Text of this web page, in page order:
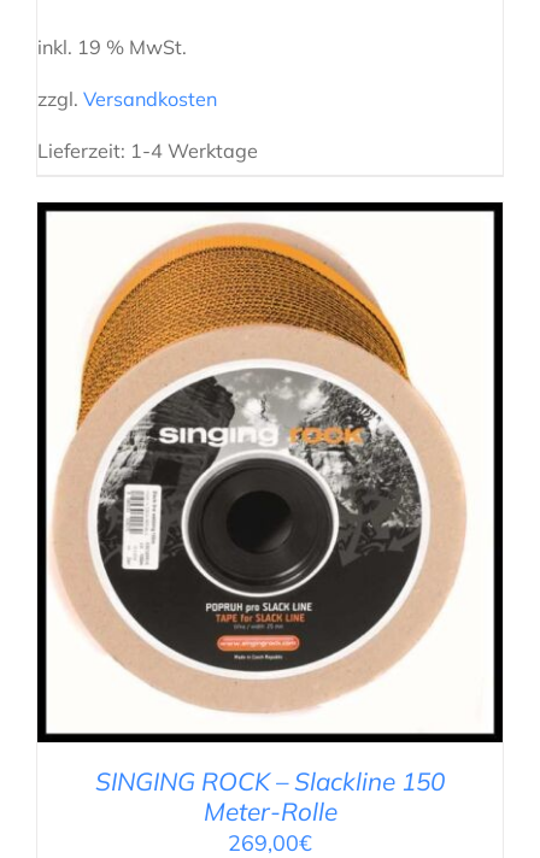
inkl. 19 % MwSt.
zzgl. Versandkosten
Lieferzeit: 1-4 Werktage
IN DEN WARENKORB / DETAILS
SINGING ROCK – Slackline 150
Meter-Rolle
269,00€